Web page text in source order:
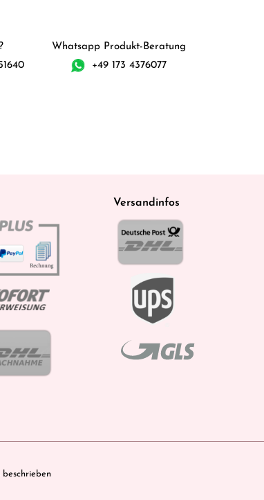
Whatsapp Produkt-Beratung
+49 173 4376077
Versandinfos